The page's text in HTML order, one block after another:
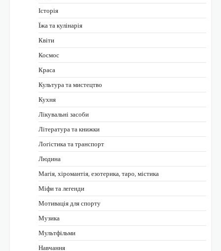
Історія
Їжа та кулінарія
Квіти
Космос
Краса
Культура та мистецтво
Кухня
Лікувальні засоби
Література та книжки
Логістика та транспорт
Людина
Магія, хіромантія, езотерика, таро, містика
Міфи та легенди
Мотивація для спорту
Музика
Мультфільми
Навчання